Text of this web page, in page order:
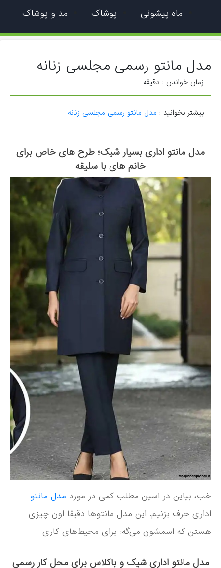
ماه پیشونی پوشاک مد و پوشاک
مدل مانتو رسمی مجلسی زنانه
زمان خواندن : دقیقه
بیشتر بخوانید : مدل مانتو رسمی مجلسی زنانه
مدل مانتو اداری بسیار شیک؛ طرح های خاص برای
خانم های با سلیقه
خب، بیاین در اسین مطلب کمی در مورد مدل مانتو
اداری حرف بزنیم. این مدل مانتوها دقیقا اون چیزی
هستن که اسمشون می‌گه: برای محیط‌های کاری
مدل مانتو اداری شیک و باکلاس برای محل کار رسمی